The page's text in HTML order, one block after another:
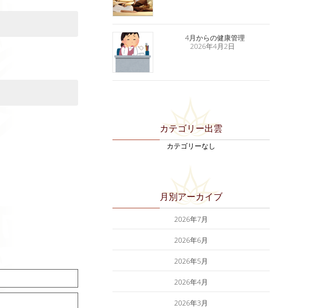
4月からの健康管理
2026年4月2日
カテゴリー出雲
カテゴリーなし
月別アーカイブ
2026年7月
2026年6月
2026年5月
2026年4月
2026年3月